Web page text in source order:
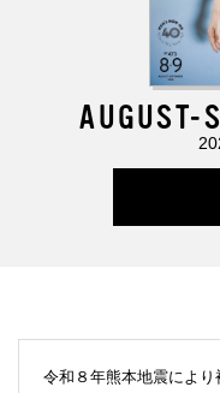
AUGUST-
令和８年熊本地震によ